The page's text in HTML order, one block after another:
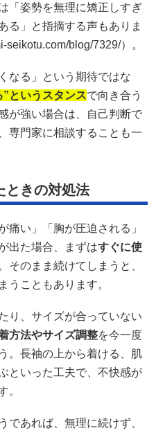
「姿勢を無理に矯正しすぎ
る」と指摘する声もありま
blog/7329/）。
なる」という期待ではな
というスタンスで向き合う
が強い場合は、自己判断で
専門家に相談することも一
ときの対処法
痛い」「胸が圧迫される」
出た場合、まずはすぐに使
そのまま続けてしまうと、
うこともあります。
り、サイズが合っていない
方法やサイズ調整を今一度
。長袖の上から着ける、肌
といった工夫で、不快感が
。
であれば、無理に続けず、